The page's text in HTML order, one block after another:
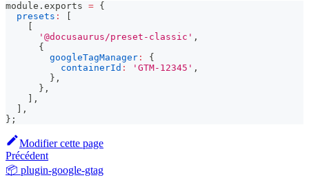
module . exports = {
presets :
'@docusaurus/preset-classic' ,
{
googleTagManager :
{
containerId : 'GTM-12345' ,
} ,
} ,
,
,
} ;
Modifier cette page
Précédent
📦 plugin-google-gtag